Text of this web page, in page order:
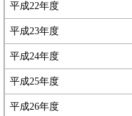
平成22年度
平成23年度
平成24年度
平成25年度
平成26年度